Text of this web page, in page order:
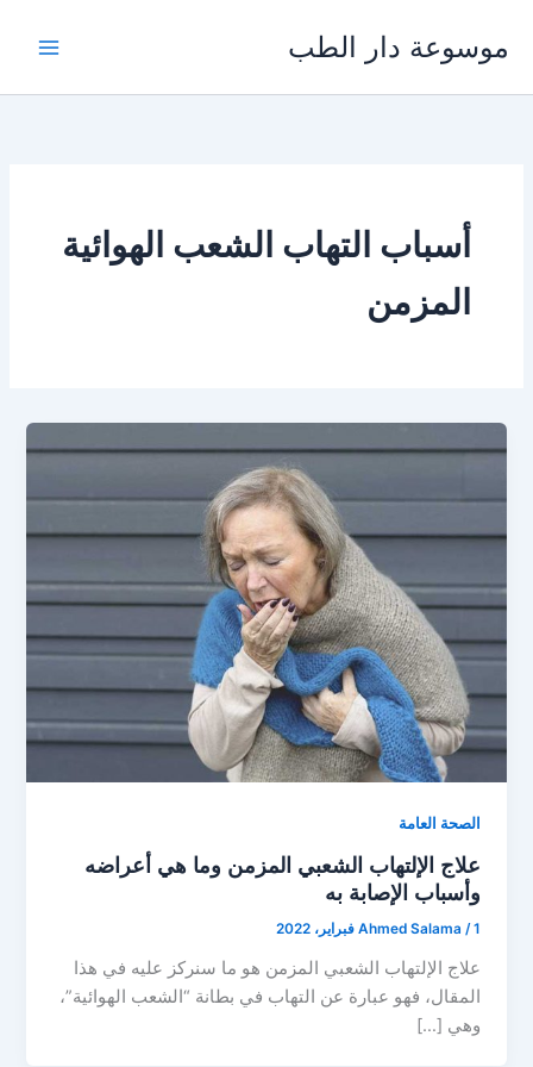
المحتوى
موسوعة دار الطب
أسباب التهاب الشعب الهوائية
المزمن
الصحة العامة
علاج الإلتهاب الشعبي المزمن وما هي أعراضه
وأسباب الإصابة به
Ahmed Salama /1 فبراير، 2022
علاج الإلتهاب الشعبي المزمن هو ما سنركز عليه في هذا
المقال، فهو عبارة عن التهاب في بطانة “الشعب الهوائية”،
وهي […]